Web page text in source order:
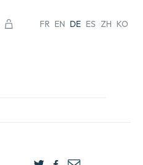
FR EN DE ES ZH KO